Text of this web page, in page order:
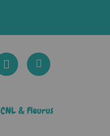
CNL & Fleurus